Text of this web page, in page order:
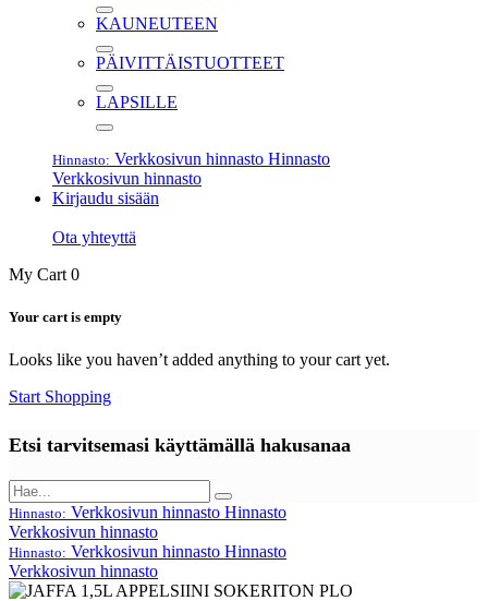
KAUNEUTEEN
PÄIVITTÄISTUOTTEET
LAPSILLE
Hinnasto: Verkkosivun hinnasto Hinnasto
Verkkosivun hinnasto
Kirjaudu sisään
Ota yhteyttä
My Cart 0
Your cart is empty
Looks like you haven’t added anything to your cart yet.
Start Shopping
Etsi tarvitsemasi käyttämällä hakusanaa
Hinnasto: Verkkosivun hinnasto Hinnasto
Verkkosivun hinnasto
Hinnasto: Verkkosivun hinnasto Hinnasto
Verkkosivun hinnasto